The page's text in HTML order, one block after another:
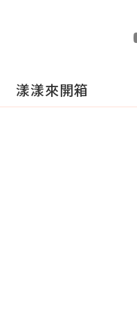
漾漾來開箱